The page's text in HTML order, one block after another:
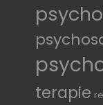
terapie